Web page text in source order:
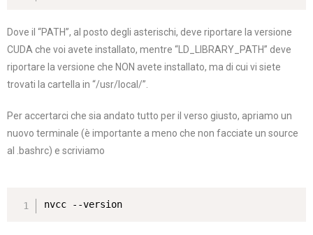
Dove il “PATH”, al posto degli asterischi, deve riportare la versione
CUDA che voi avete installato, mentre “LD_LIBRARY_PATH” deve
riportare la versione che NON avete installato, ma di cui vi siete
trovati la cartella in “/usr/local/”.
Per accertarci che sia andato tutto per il verso giusto, apriamo un
nuovo terminale (è importante a meno che non facciate un source
al .bashrc) e scriviamo
nvcc --version